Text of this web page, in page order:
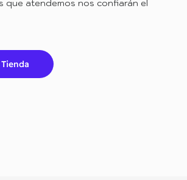
que atendemos nos confiarán el